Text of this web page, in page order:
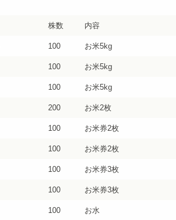
株数 内容
100 お米5kg
100 お米5kg
100 お米5kg
200 お米2枚
100 お米券2枚
100 お米券2枚
100 お米券3枚
100 お米券3枚
100 お水